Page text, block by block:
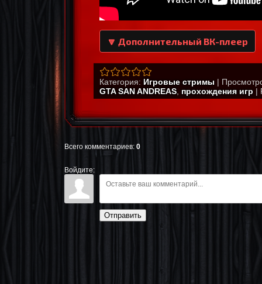
🔽 Дополнительный ВК-плеер
Категория: Игровые стримы |
GTA SAN ANDREAS прохождения игр |
Всего комментариев: 0
Войдите:
Отправить